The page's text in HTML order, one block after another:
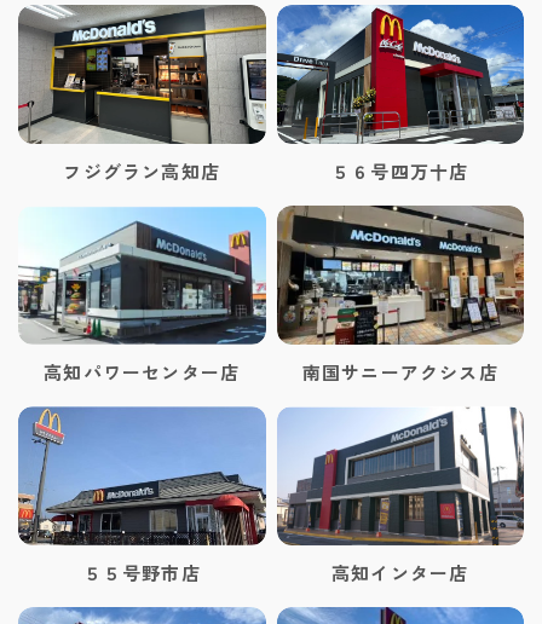
フジグラン高知店 ５６号四万十店
高知パワーセンター店 南国サニーアクシス店
５５号野市店 高知インター店